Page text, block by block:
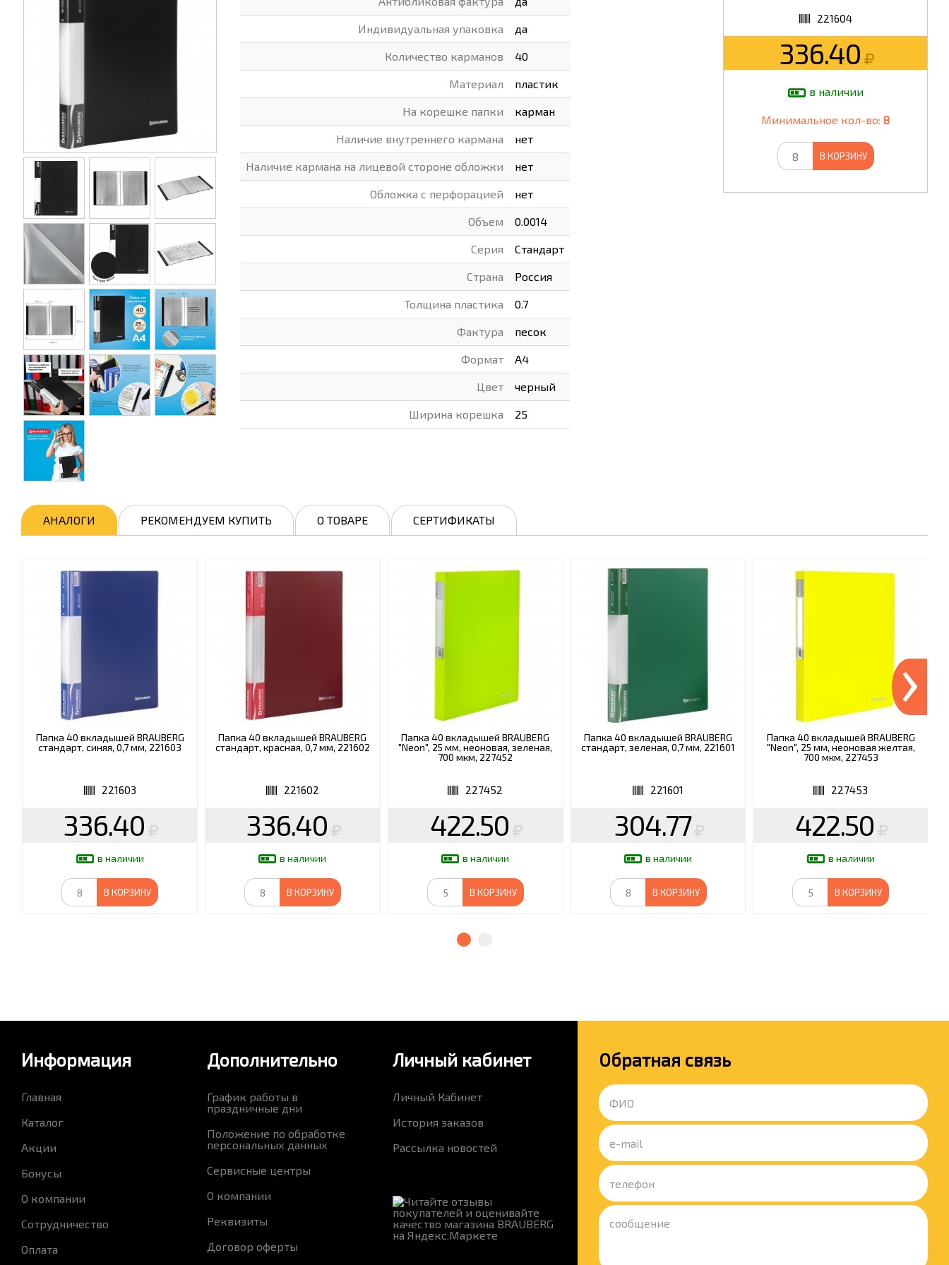
ХОББИ И ТВОРЧЕСТВО ХУДОЖНИКАМ
ЭЛЕКТРОТОВАРЫ И ОСВЕЩЕНИЕ
221604
336.40
в наличии
Минимальное кол-во: 8
В КОРЗИНУ
Индивидуальная упаковка да
Количество карманов 40
Материал пластик
На корешке папки карман
Наличие внутреннего кармана нет
Наличие кармана на лицевой стороне обложки нет
Обложка с перфорацией нет
Объем 0.0014
Серия Стандарт
Страна Россия
Толщина пластика 0.7
Фактура песок
Формат А4
Цвет черный
Ширина корешка 25
АНАЛОГИ РЕКОМЕНДУЕМ КУПИТЬ О ТОВАРЕ СЕРТИФИКАТЫ
Папка 40 вкладышей BRAUBERG
стандарт, синяя, 0,7 мм, 221603
221603
336.40
в наличии
В КОРЗИНУ
Папка 40 вкладышей BRAUBERG
стандарт, красная, 0,7 мм, 221602
221602
336.40
в наличии
В КОРЗИНУ
Папка 40 вкладышей BRAUBERG
"Neon", 25 мм, неоновая, зеленая,
700 мкм, 227452
227452
422.50
в наличии
В КОРЗИНУ
Папка 40 вкладышей BRAUBERG
стандарт, зеленая, 0,7 мм, 221601
221601
304.77
в наличии
В КОРЗИНУ
Папка 40 вкладышей BRAUBERG
"Neon", 25 мм, неоновая желтая,
700 мкм, 227453
227453
422.50
в наличии
В КОРЗИНУ
›
Информация
Главная
Каталог
Акции
Бонусы
О компании
Сотрудничество
Оплата
Дополнительно
График работы в
праздничные дни
Положение по обработке
персональных данных
Сервисные центры
О компании
Реквизиты
Договор оферты
Личный кабинет
Личный Кабинет
История заказов
Рассылка новостей
Обратная связь